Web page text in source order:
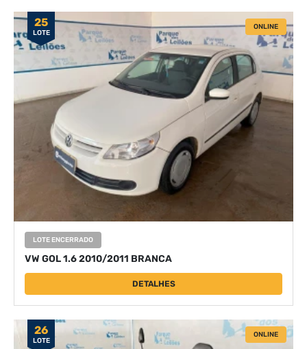
25
LOTE
ONLINE
LOTE ENCERRADO
VW GOL 1.6 2010/2011 BRANCA
DETALHES
26
LOTE
ONLINE